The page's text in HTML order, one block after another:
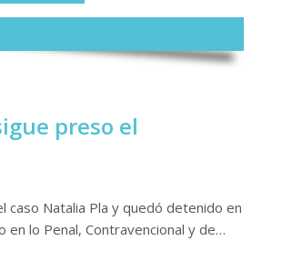
preso el
caso Natalia Pla y quedó detenido en
en lo Penal, Contravencional y de…